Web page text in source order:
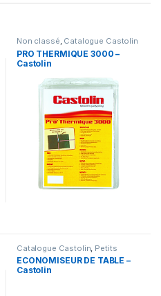
Non classé, Catalogue Castolin
PRO THERMIQUE 3000 –
Castolin
Catalogue Castolin Petits
accessoires
ECONOMISEUR DE TABLE –
Castolin